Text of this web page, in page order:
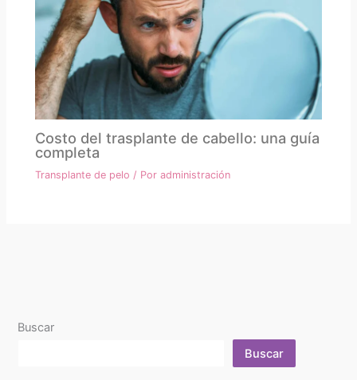
Costo del trasplante de cabello: una guía
completa
Transplante de pelo / Poradministración
Buscar
Buscar